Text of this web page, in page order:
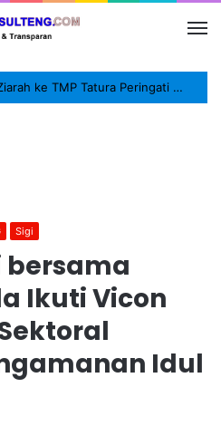
Kodam XXIII/Palaka Wira Ziarah ke TMP Tatura Peringati HUT ke-1
Sigi
bersama
Ikuti Vicon
Idul